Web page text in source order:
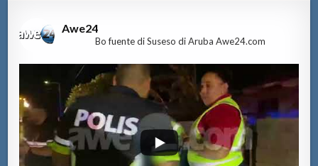
Awe24
Bo fuente di Suseso di Aruba Awe24.com